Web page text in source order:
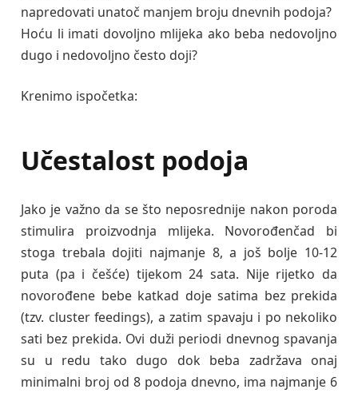
napredovati unatoč manjem broju dnevnih podoja?
Hoću li imati dovoljno mlijeka ako beba nedovoljno
dugo i nedovoljno često doji?
Krenimo ispočetka:
Učestalost podoja
Jako je važno da se što neposrednije nakon poroda
stimulira proizvodnja mlijeka. Novorođenčad bi
stoga trebala dojiti najmanje 8, a još bolje 10-12
puta (pa i češće) tijekom 24 sata. Nije rijetko da
novorođene bebe katkad doje satima bez prekida
(tzv. cluster feedings), a zatim spavaju i po nekoliko
sati bez prekida. Ovi duži periodi dnevnog spavanja
su u redu tako dugo dok beba zadržava onaj
minimalni broj od 8 podoja dnevno, ima najmanje 6